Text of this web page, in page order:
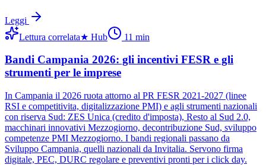
Leggi
Lettura correlata★ Hub 11 min
Bandi Campania 2026: gli incentivi FESR e gli
strumenti per le imprese
In Campania il 2026 ruota attorno al PR FESR 2021-2027 (linee
RSI e competitivita, digitalizzazione PMI) e agli strumenti nazionali
con riserva Sud: ZES Unica (credito d'imposta), Resto al Sud 2.0,
macchinari innovativi Mezzogiorno, decontribuzione Sud, sviluppo
competenze PMI Mezzogiorno. I bandi regionali passano da
Sviluppo Campania, quelli nazionali da Invitalia. Servono firma
digitale, PEC, DURC regolare e preventivi pronti per i click day.